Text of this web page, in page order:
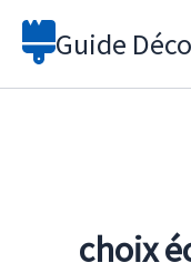
Aller
Guide Déco
choix